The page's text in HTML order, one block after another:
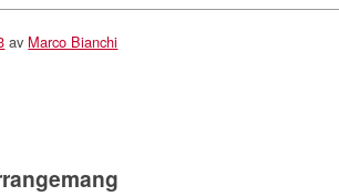
av Marco Bianchi